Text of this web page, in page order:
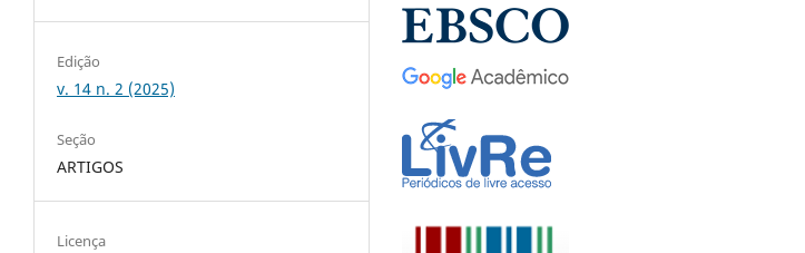
Edição
v. 14 n. 2 (2025)
Seção
ARTIGOS
Licença